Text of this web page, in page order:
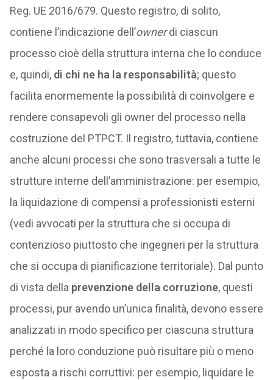
Reg. UE 2016/679. Questo registro, di solito,
contiene l’indicazione dell’ownerdi ciascun
processo cioè della struttura interna che lo conduce
e, quindi, di chi ne ha la responsabilità; questo
facilita enormemente la possibilità di coinvolgere e
rendere consapevoli gli owner del processo nella
costruzione del PTPCT. Il registro, tuttavia, contiene
anche alcuni processi che sono trasversali a tutte le
strutture interne dell’amministrazione: per esempio,
la liquidazione di compensi a professionisti esterni
(vedi avvocati per la struttura che si occupa di
contenzioso piuttosto che ingegneri per la struttura
che si occupa di pianificazione territoriale). Dal punto
di vista della prevenzione della corruzione, questi
processi, pur avendo un’unica finalità, devono essere
analizzati in modo specifico per ciascuna struttura
perché la loro conduzione può risultare più o meno
esposta a rischi corruttivi: per esempio, liquidare le